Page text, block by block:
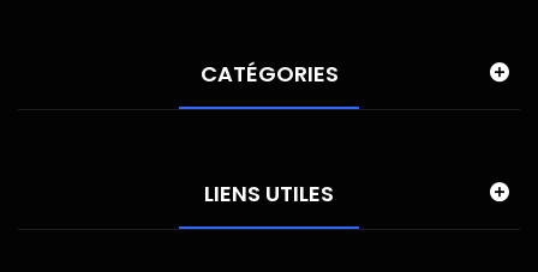
CATÉGORIES
LIENS UTILES